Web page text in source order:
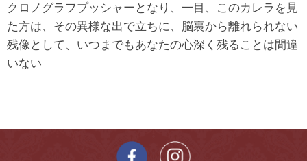
クロノグラフプッシャーとなり、一目、このカレラを見
た方は、その異様な出で立ちに、脳裏から離れられない
残像として、いつまでもあなたの心深く残ることは間違
いない